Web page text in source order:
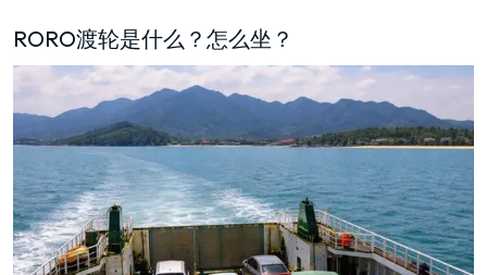
RORO渡轮是什么？怎么坐？